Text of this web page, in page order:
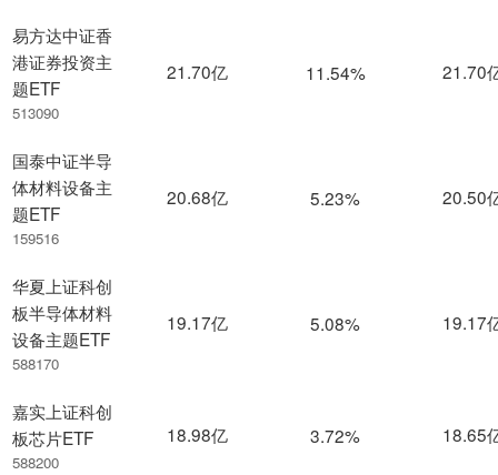
易方达中证香
港证券投资主
题ETF
513090
国泰中证半导
体材料设备主
题ETF
159516
华夏上证科创
板半导体材料
设备主题ETF
588170
嘉实上证科创
板芯片ETF
588200
21.70亿 11.54% 21.70
20.68亿 5.23% 20.50
19.17亿 5.08% 19.17
18.98亿 3.72% 18.65